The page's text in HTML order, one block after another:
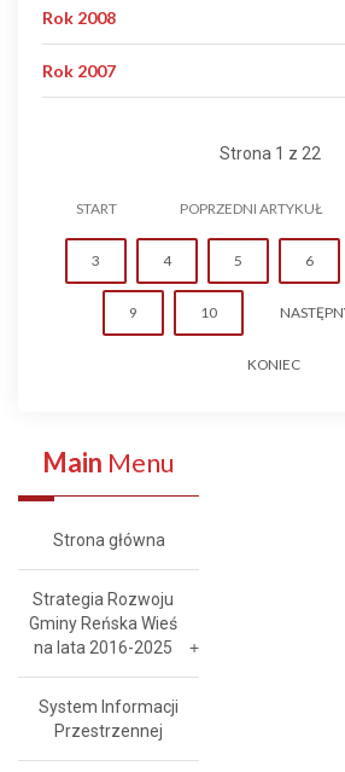
Rok 2008
Rok 2007
Strona 1 z 22
START POPRZEDNI ARTYKUŁ
3 4 5 6
9 10
KONIEC
Main Menu
Strona główna
Strategia Rozwoju
Gminy Reńska Wieś
na lata 2016-2025
System Informacji
Przestrzennej